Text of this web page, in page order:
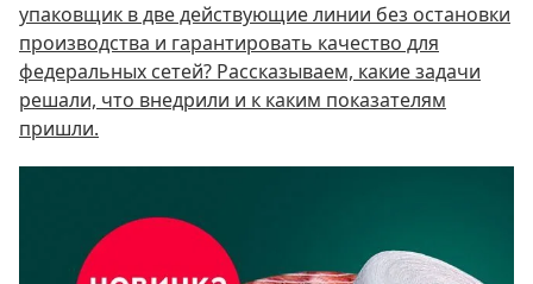
упаковщик в две действующие линии без остановки
производства и гарантировать качество для
федеральных сетей? Рассказываем, какие задачи
решали, что внедрили и к каким показателям
пришли.